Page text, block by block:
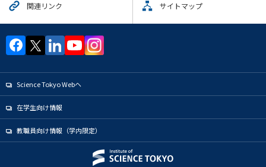
関連リンク サイトマップ
Science Tokyo Webヘ
在学生向け情報
教職員向け情報（学内限定）